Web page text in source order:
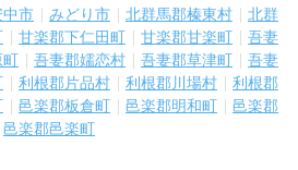
中市 みどり市 北群馬郡榛東村
北群
甘楽郡下仁田町 甘楽郡甘楽町
吾妻
町 吾妻郡嬬恋村 吾妻郡草津町
吾妻
利根郡片品村 利根郡川場村
利根郡
邑楽郡板倉町 邑楽郡明和町
邑楽郡
邑楽郡邑楽町